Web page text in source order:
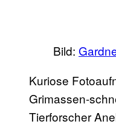
Bild:
Kuriose
Grimassen-
Tierforscher